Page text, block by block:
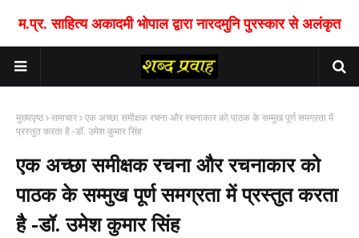
म.प्र. साहित्य अकादमी भोपाल द्वारा नारदमुनि पुरस्कार से अलंकृत
मुख्यपृष्ठ समाचार एक अच्छा समीक्षक रचना और रचनाकार को पाठक के सम्मुख पूर्ण समग्रता में
प्रस्तुत करता है -डॉ. उमेश कुमार सिंह
एक अच्छा समीक्षक रचना और रचनाकार को
पाठक के सम्मुख पूर्ण समग्रता में प्रस्तुत करता
है -डॉ. उमेश कुमार सिंह